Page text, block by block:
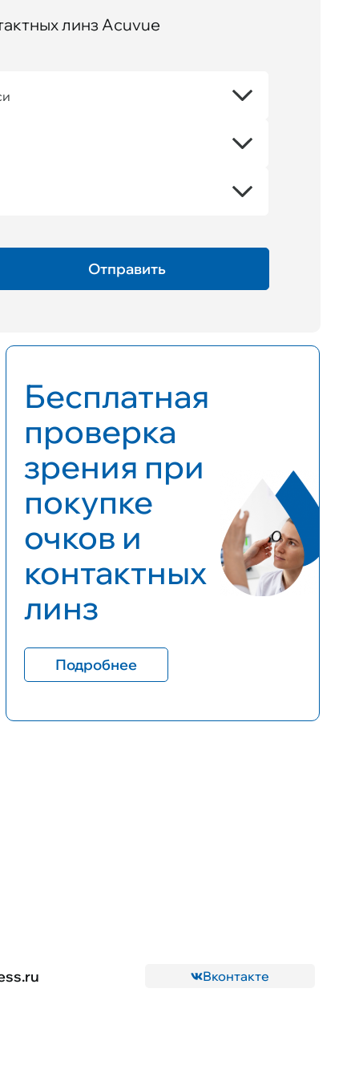
линз Acuvue
Бесплатная
проверка
зрения при
покупке
очков и
контактных
линз
Подробнее
Вконтакте